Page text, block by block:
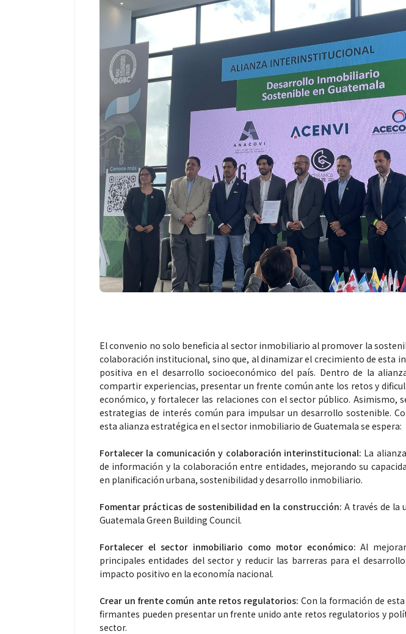
El convenio no solo beneficia al sector inmobiliario al promover la
colaboración institucional, sino que, al dinamizar el crecimiento de esta
positiva en el desarrollo socioeconómico del país. Dentro de la
compartir experiencias, presentar un frente común ante los retos y
económico, y fortalecer las relaciones con el sector público. Asimismo,
estrategias de interés común para impulsar un desarrollo sostenible.
esta alianza estratégica en el sector inmobiliario de Guatemala se espera:
Fortalecer la comunicación y colaboración interinstitucional: La
de información y la colaboración entre entidades, mejorando su
en planificación urbana, sostenibilidad y desarrollo inmobiliario.
Fomentar prácticas de sostenibilidad en la construcción: A través de la
Guatemala Green Building Council.
Fortalecer el sector inmobiliario como motor económico: Al
principales entidades del sector y reducir las barreras para el
impacto positivo en la economía nacional.
Crear un frente común ante retos regulatorios: Con la formación de
firmantes pueden presentar un frente unido ante retos regulatorios y
sector.
Espectáculos
“Donde quiera que estés” el
primer capítulo del universo de
álbum de estudio